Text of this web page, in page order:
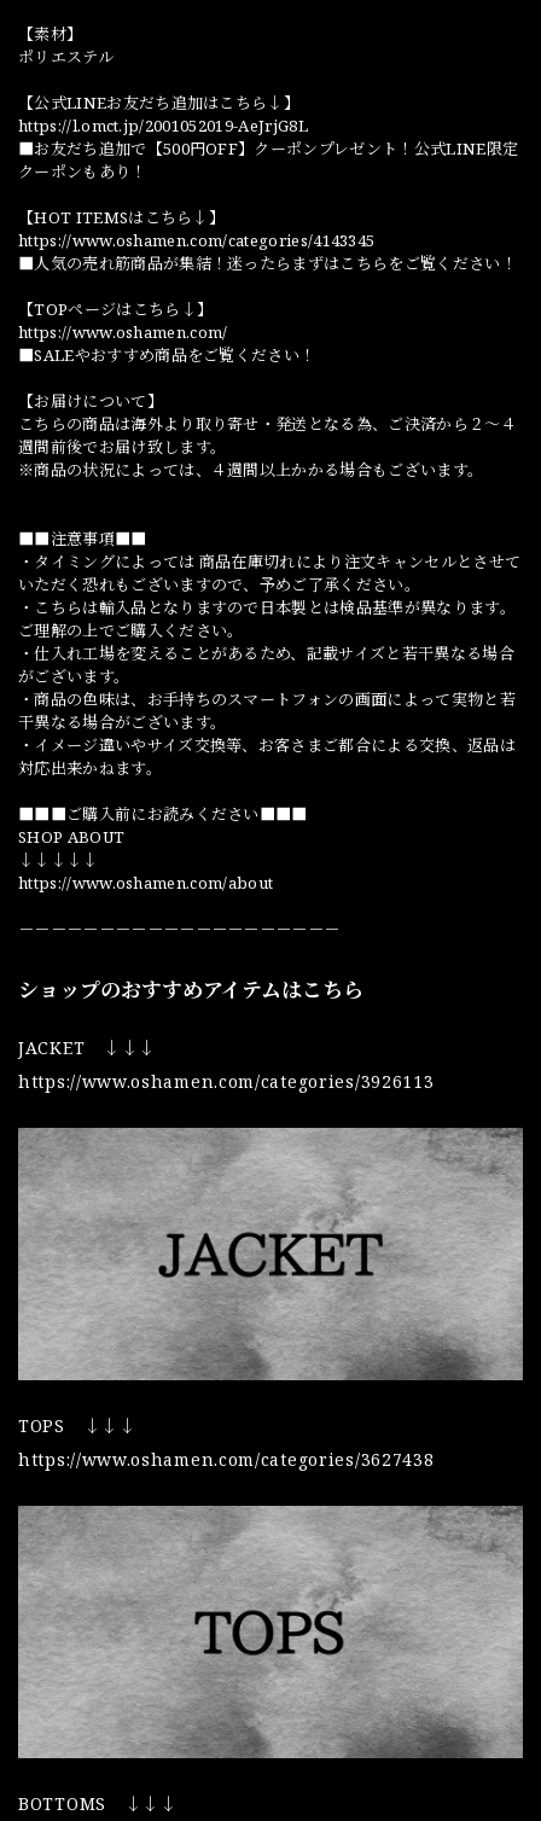
【素材】
ポリエステル
【公式LINEお友だち追加はこちら↓】
https://l.omct.jp/2001052019-AeJrjG8L
■お友だち追加で【500円OFF】クーポンプレゼント！公式LINE限定
クーポンもあり！
【HOT ITEMSはこちら↓】
https://www.oshamen.com/categories/4143345
■人気の売れ筋商品が集結！迷ったらまずはこちらをご覧ください！
【TOPページはこちら↓】
https://www.oshamen.com/
■SALEやおすすめ商品をご覧ください！
【お届けについて】
こちらの商品は海外より取り寄せ・発送となる為、ご決済から２～４
週間前後でお届け致します。
※商品の状況によっては、４週間以上かかる場合もございます。
■■注意事項■■
・タイミングによっては 商品在庫切れにより注文キャンセルとさせて
いただく恐れもございますので、予めご了承ください。
・こちらは輸入品となりますので日本製とは検品基準が異なります。
ご理解の上でご購入ください。
・仕入れ工場を変えることがあるため、記載サイズと若干異なる場合
がございます。
・商品の色味は、お手持ちのスマートフォンの画面によって実物と若
干異なる場合がございます。
・イメージ違いやサイズ交換等、お客さまご都合による交換、返品は
対応出来かねます。
■■■ご購入前にお読みください■■■
SHOP ABOUT
↓↓↓↓↓
https://www.oshamen.com/about
－－－－－－－－－－－－－－－－－－－－
ショップのおすすめアイテムはこちら
JACKET ↓↓↓
https://www.oshamen.com/categories/3926113
TOPS ↓↓↓
https://www.oshamen.com/categories/3627438
BOTTOMS ↓↓↓